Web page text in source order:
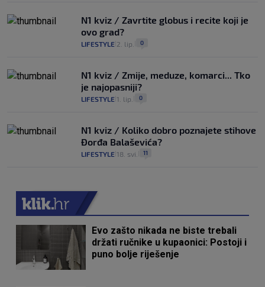
N1 kviz / Zavrtite globus i recite koji je
ovo grad?
LIFESTYLE 2. lip. 0
N1 kviz / Zmije, meduze, komarci... Tko
je najopasniji?
LIFESTYLE 1. lip. 0
N1 kviz / Koliko dobro poznajete stihove
Đorđa Balaševića?
LIFESTYLE 18. svi. 11
Evo zašto nikada ne biste trebali
držati ručnike u kupaonici: Postoji i
puno bolje riješenje